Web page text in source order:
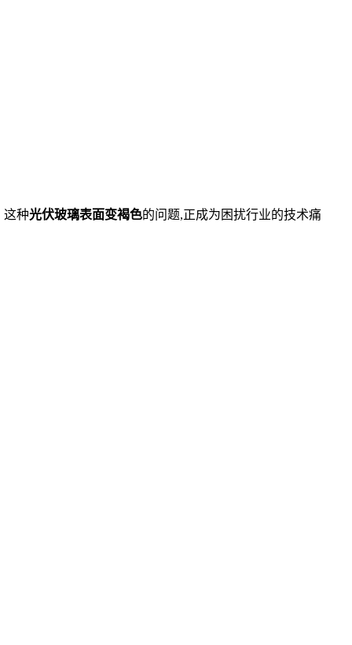
这种光伏玻璃表面变褐色的问题,正成为困扰行业的技术痛